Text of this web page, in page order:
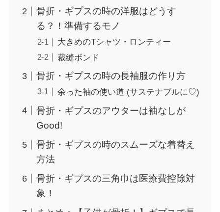
骨折・ギプスの時の洋服はどうす
る？！準備するモノ
大きめのTシャツ・ロンティー
裁縫ボンド
骨折・ギプスの時の長袖服の作り方
余った袖の使い道 (サステナブルに♡)
骨折・ギプスのアウターは袖なしが
Good!
骨折・ギプスの時のスムーズな着替え
方法
骨折・ギプスの三角巾は医療費控除対
象！